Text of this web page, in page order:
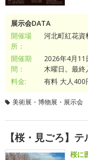
展示会DATA
開催場
所：
河北町紅花資
開催期
間：
2026年4月11
木曜日。最終
料金:
有料 大人400
美術展・博物展・展示会
【桜・見ごろ】
桜に